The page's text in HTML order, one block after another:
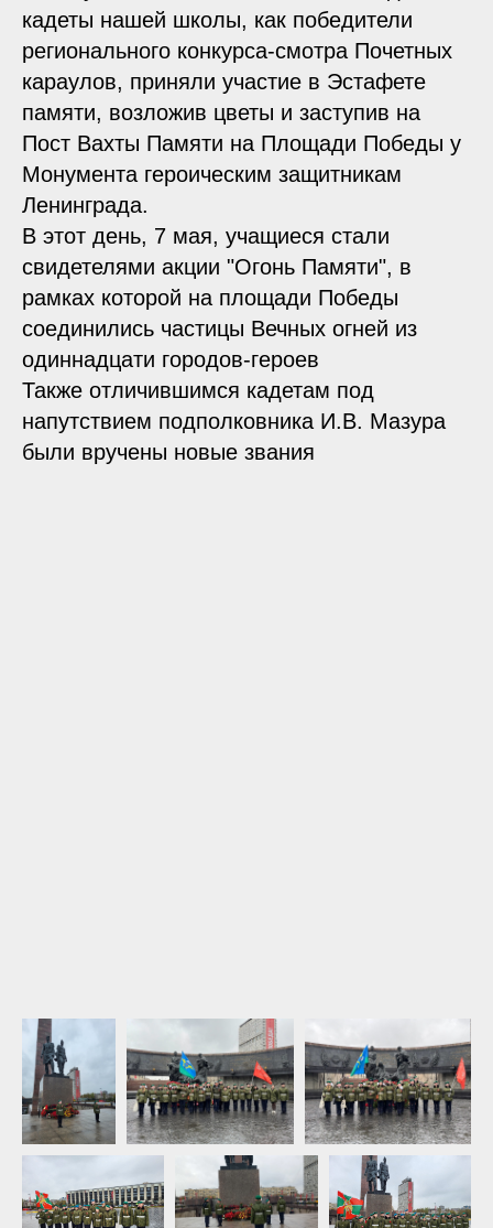
кадеты нашей школы, как победители
регионального конкурса-смотра Почетных
караулов, приняли участие в Эстафете
памяти, возложив цветы и заступив на
Пост Вахты Памяти на Площади Победы у
Монумента героическим защитникам
Ленинграда.
В этот день, 7 мая, учащиеся стали
свидетелями акции "Огонь Памяти", в
рамках которой на площади Победы
соединились частицы Вечных огней из
одиннадцати городов-героев
Также отличившимся кадетам под
напутствием подполковника И.В. Мазура
были вручены новые звания